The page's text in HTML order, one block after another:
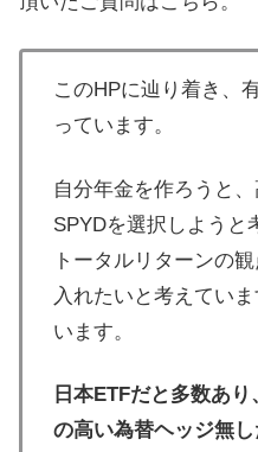
このHPに辿り着き、
っています。
自分年金を作ろうと
SPYDを選択しようと
トータルリターンの
入れたいと考えてい
います。
日本ETFだと多数あ
の高い為替ヘッジ無し